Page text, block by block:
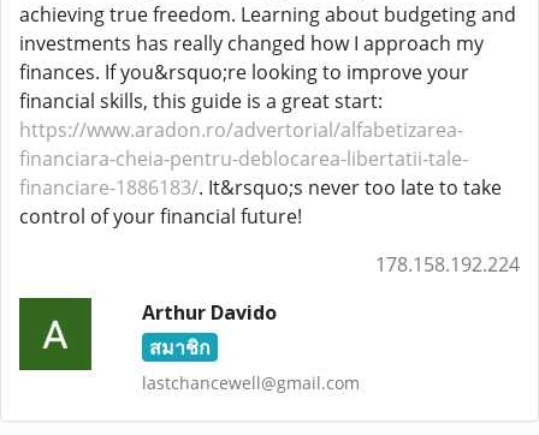
achieving true freedom. Learning about budgeting and
investments has really changed how I approach my
finances. If you&rsquo;re looking to improve your
financial skills, this guide is a great start:
https://www.aradon.ro/advertorial/alfabetizarea-
financiara-cheia-pentru-deblocarea-libertatii-tale-
financiare-1886183/. It&rsquo;s never too late to take
control of your financial future!
178.158.192.224
Arthur Davido
สมาชิก
lastchancewell@gmail.com